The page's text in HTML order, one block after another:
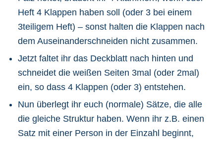
Heft 4 Klappen haben soll (oder 3 bei einem
3teiligem Heft) – sonst halten die Klappen nach
dem Auseinanderschneiden nicht zusammen.
Jetzt faltet ihr das Deckblatt nach hinten und
schneidet die weißen Seiten 3mal (oder 2mal)
ein, so dass 4 Klappen (oder 3) entstehen.
Nun überlegt ihr euch (normale) Sätze, die alle
die gleiche Struktur haben. Wenn ihr z.B. einen
Satz mit einer Person in der Einzahl beginnt,